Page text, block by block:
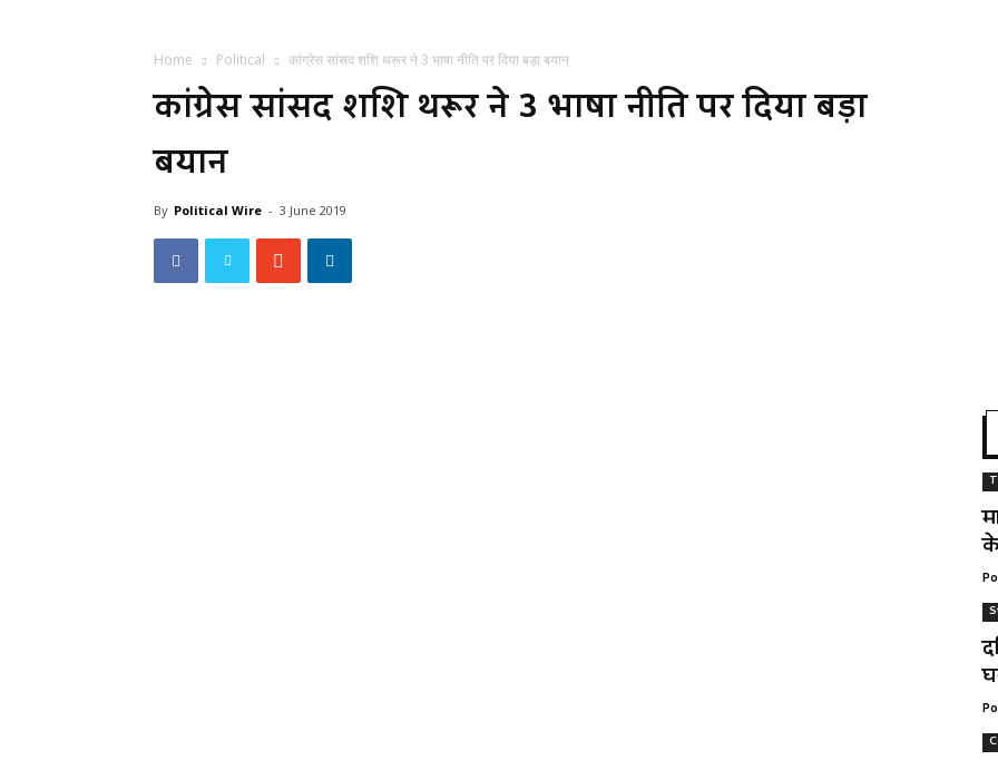
Home Political कांग्रेस सांसद शशि थरूर ने 3 भाषा नीति पर दिया बड़ा बयान
कांग्रेस सांसद शशि थरूर ने 3 भाषा नीति पर दिया बड़ा
बयान
By Political Wire - 3 June 2019